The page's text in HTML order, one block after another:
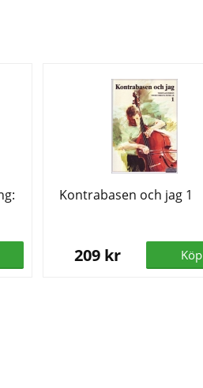
Kontrabasen och jag 1
209 kr Köp